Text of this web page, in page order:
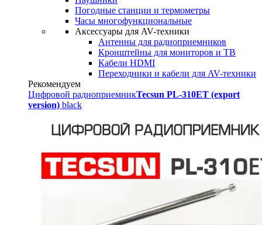
Погодные станции и термометры
Часы многофункциональные
Аксессуары для AV-техники
Антенны для радиоприемников
Кронштейны для мониторов и ТВ
Кабели HDMI
Переходники и кабели для AV-техники
Рекомендуем
Цифровой радиоприемникTecsun PL-310ET (export
version) black